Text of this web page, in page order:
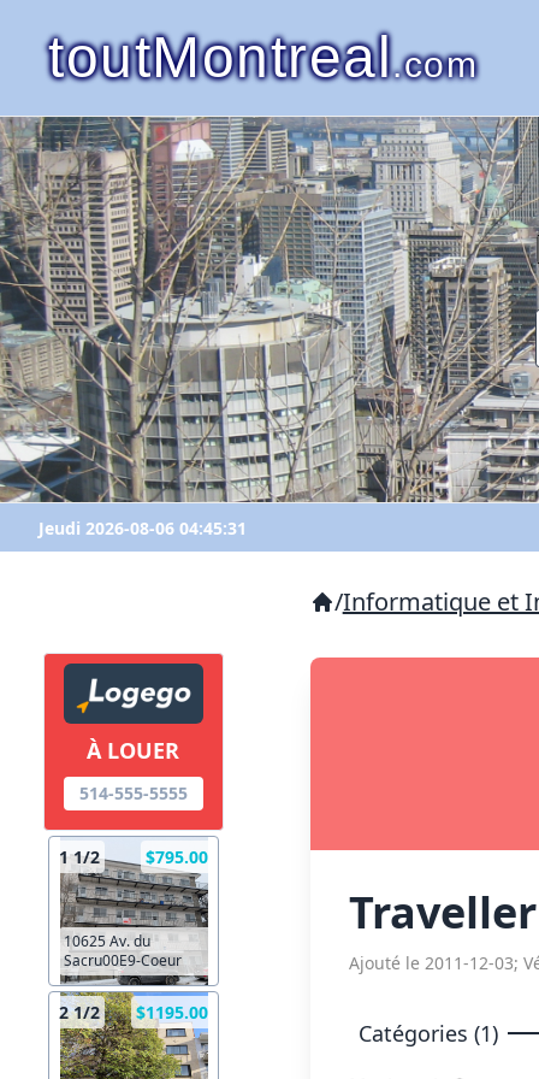
toutMontreal.com
Jeudi 2026-08-06 04:45:31
À LOUER
514-555-5555
1 1/2 $795.00
10625 Av. du
Sacru00E9-Coeur
2 1/2 $1195.00
/Informatique et
Ajouté le 2011-12-03;
Catégories (1)